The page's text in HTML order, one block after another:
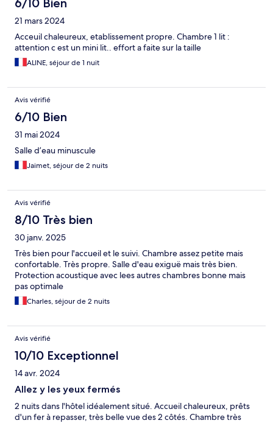
6/10 Bien
21 mars 2024
Acceuil chaleureux, etablissement propre. Chambre 1 lit :
attention c est un mini lit.. effort a faite sur la taille
ALINE, séjour de 1 nuit
Avis vérifié
6/10 Bien
31 mai 2024
Salle d’eau minuscule
Jaimet, séjour de 2 nuits
Avis vérifié
8/10 Très bien
30 janv. 2025
Très bien pour l'accueil et le suivi. Chambre assez petite mais
confortable. Très propre. Salle d'eau exiguë mais très bien.
Protection acoustique avec lees autres chambres bonne mais
pas optimale
Charles, séjour de 2 nuits
Avis vérifié
10/10 Exceptionnel
14 avr. 2024
Allez y les yeux fermés
2 nuits dans l'hôtel idéalement situé. Accueil chaleureux, prêts
d'un fer à repasser, très belle vue des 2 côtés. Chambre très